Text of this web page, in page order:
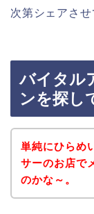
次第シェアさ
バイタル
ンを探し
単純にひらめ
サーのお店で
のかな～。